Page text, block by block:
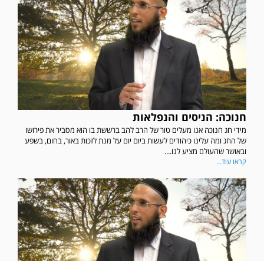
חנוכה: הניסים והנפלאות
מידי חג חנוכה אנו מעלים טור של הרב להב ברששת בו הוא מסביר את פירושו
של החג ומה עלינו כיהודים לעשות ביום יום על מנת לזכות באור, בחום, בשפע
ובאושר שהעולם מציע לנו....
קראו עוד...